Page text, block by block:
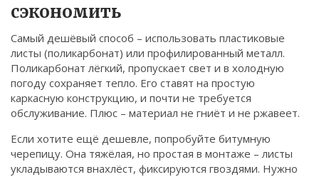
сэкономить
Самый дешёвый способ – использовать пластиковые
листы (поликарбонат) или профилированный металл.
Поликарбонат лёгкий, пропускает свет и в холодную
погоду сохраняет тепло. Его ставят на простую
каркасную конструкцию, и почти не требуется
обслуживание. Плюс – материал не гниёт и не ржавеет.
Если хотите ещё дешевле, попробуйте битумную
черепицу. Она тяжёлая, но простая в монтаже – листы
укладываются внахлёст, фиксируются гвоздями. Нужно